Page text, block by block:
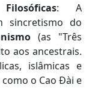
: A
sincretismo do
(as "Três
aos ancestrais.
islâmicas e
o Cao Đài e